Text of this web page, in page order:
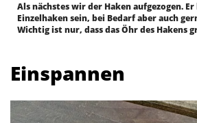
Als nächstes wir der Haken aufgezogen.
Einzelhaken sein, bei Bedarf aber auch
Wichtig ist nur, dass das Öhr des Hakens
Einspannen